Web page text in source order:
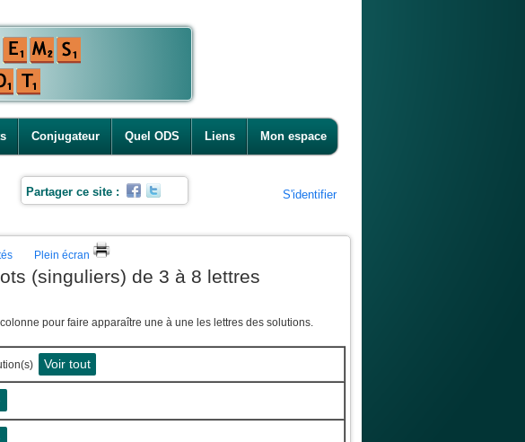
Conjugateur Quel ODS Liens Mon espace
Partager ce site : S'identifier
Plein écran
(singuliers) de 3 à 8 lettres
pour faire apparaître une à une les lettres des solutions.
Voir tout